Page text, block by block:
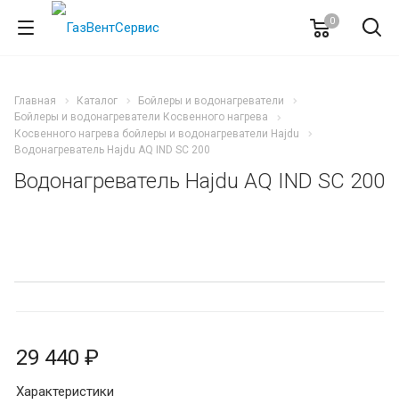
0
Главная Каталог
Бойлеры и водонагреватели
Бойлеры и водонагреватели Косвенного нагрева
Косвенного нагрева бойлеры и водонагреватели Hajdu
Водонагреватель Hajdu AQ IND SC 200
Водонагреватель Hajdu AQ IND SC 200
29 440 ₽
Характеристики